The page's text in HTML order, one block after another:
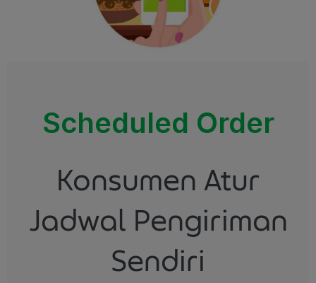
Scheduled Order
Konsumen Atur
Jadwal Pengiriman
Sendiri